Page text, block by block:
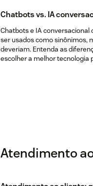
Chatbots vs. IA
Chatbots e IA conversacional
ser usados como sinônimos,
deveriam. Entenda as
escolher a melhor tecnologia
Atendimento